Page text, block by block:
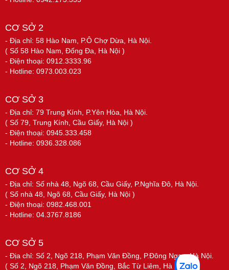
CƠ SỞ 2
- Địa chỉ: 58 Hào Nam, P.Ô Chợ Dừa, Hà Nội.
( Số 58 Hào Nam, Đống Đa, Hà Nội )
- Điện thoại: 0912.3333.96
- Hotline: 0973.003.023
CƠ SỞ 3
- Địa chỉ: 79 Trung Kính, P.Yên Hòa, Hà Nội.
( Số 79, Trung Kính, Cầu Giấy, Hà Nội )
- Điện thoại: 0945.333.458
- Hotline: 0936.328.086
CƠ SỞ 4
- Địa chỉ: Số nhà 48, Ngõ 68, Cầu Giấy, P.Nghĩa Đô, Hà Nội.
( Số nhà 48, Ngõ 68, Cầu Giấy, Hà Nội )
- Điện thoại: 0982.468.001
- Hotline: 04.3767.8186
CƠ SỞ 5
- Địa chỉ: Số 2, Ngõ 218, Phạm Văn Đồng, P.Đông Ngạc, Hà Nội.
( Số 2, Ngõ 218, Phạm Văn Đồng, Bắc Từ Liêm, Hà Nội )